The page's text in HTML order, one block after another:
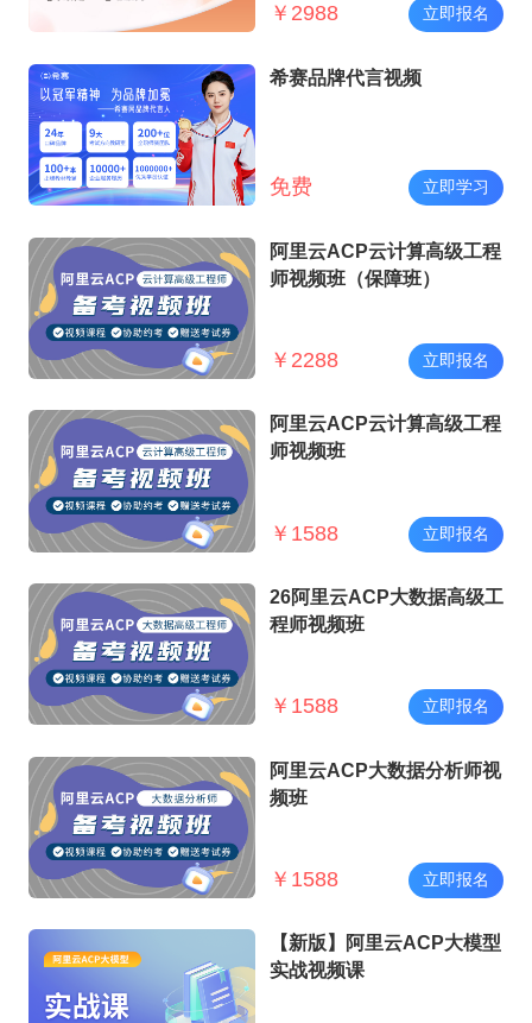
￥ 2988 立即报名
希赛品牌代言视频
免费 立即学习
阿里云ACP云计算高级工程
师视频班（保障班）
￥ 2288 立即报名
阿里云ACP云计算高级工程
师视频班
￥ 1588 立即报名
26阿里云ACP大数据高级工
程师视频班
￥ 1588 立即报名
阿里云ACP大数据分析师视
频班
￥ 1588 立即报名
【新版】阿里云ACP大模型
实战视频课